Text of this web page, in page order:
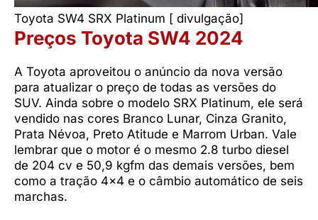
Toyota SW4 SRX Platinum [ divulgação]
Preços Toyota SW4 2024
A Toyota aproveitou o anúncio da nova versão
para atualizar o preço de todas as versões do
SUV. Ainda sobre o modelo SRX Platinum, ele será
vendido nas cores Branco Lunar, Cinza Granito,
Prata Névoa, Preto Atitude e Marrom Urban. Vale
lembrar que o motor é o mesmo 2.8 turbo diesel
de 204 cv e 50,9 kgfm das demais versões, bem
como a tração 4×4 e o câmbio automático de seis
marchas.